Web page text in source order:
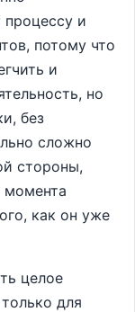
и
потому что
и
но
без
сложно
стороны,
момента
как он уже
целое
для